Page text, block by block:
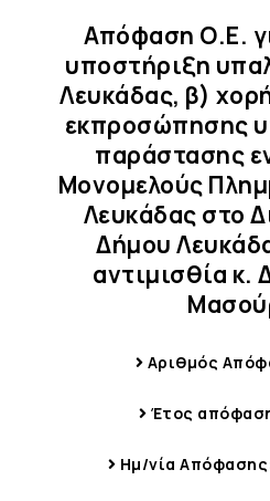
Απόφαση Ο.Ε.
υποστήριξη
Λευκάδας, β)
εκπροσώπησης
παράστασης
Μονομελούς
Λευκάδας στο
Δήμου
αντιμισθία κ.
Αριθμός
Έτος
Ημ/νία